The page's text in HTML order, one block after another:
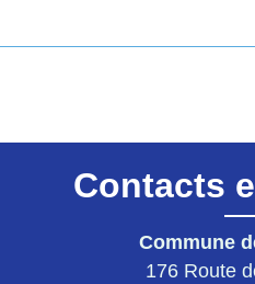
Contacts
Commune
176 Route